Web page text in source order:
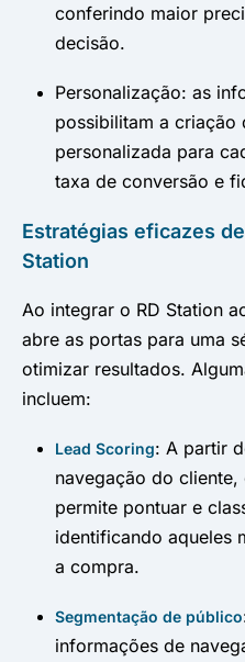
conferindo maior
decisão.
Personalização: as
possibilitam a criação
personalizada para
taxa de conversão e
Estratégias eficazes
Station
Ao integrar o RD Station
abre as portas para uma
otimizar resultados.
incluem:
Lead Scoring: A partir
navegação do cliente,
permite pontuar e
identificando aqueles
a compra.
Segmentação de público
informações de